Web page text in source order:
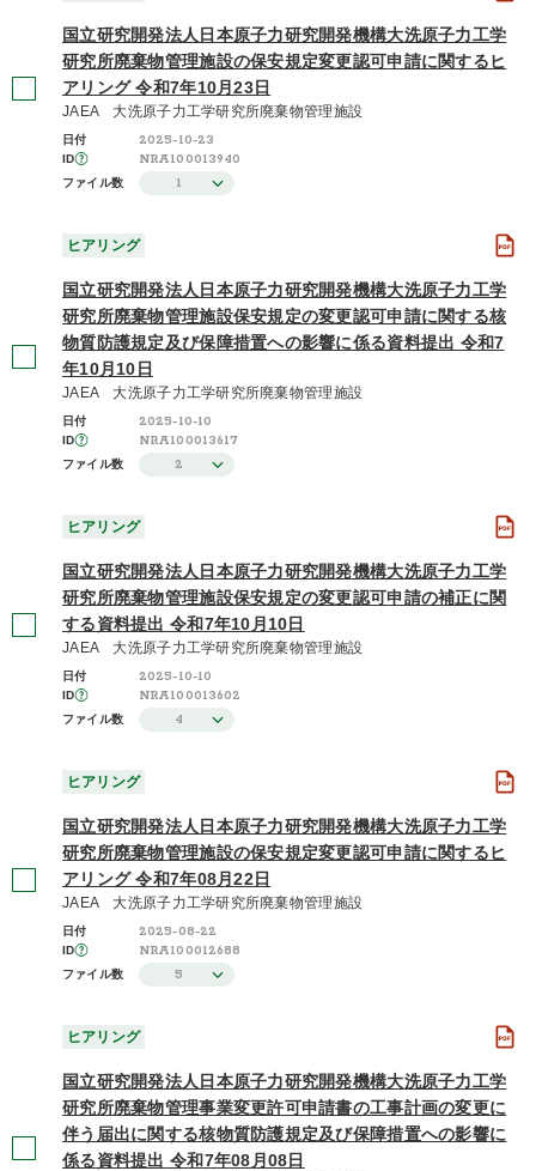
国立研究開発法人日本原子力研究開発機構大洗原子力工学
研究所廃棄物管理施設の保安規定変更認可申請に関するヒ
アリング 令和7年10月23日
JAEA 大洗原子力工学研究所廃棄物管理施設
日付 2025-10-23
ID NRA100013940
ファイル数 1
ヒアリング
国立研究開発法人日本原子力研究開発機構大洗原子力工学
研究所廃棄物管理施設保安規定の変更認可申請に関する核
物質防護規定及び保障措置への影響に係る資料提出 令和7
年10月10日
JAEA 大洗原子力工学研究所廃棄物管理施設
日付 2025-10-10
ID NRA100013617
ファイル数 2
ヒアリング
国立研究開発法人日本原子力研究開発機構大洗原子力工学
研究所廃棄物管理施設保安規定の変更認可申請の補正に関
する資料提出 令和7年10月10日
JAEA 大洗原子力工学研究所廃棄物管理施設
日付 2025-10-10
ID NRA100013602
ファイル数 4
ヒアリング
国立研究開発法人日本原子力研究開発機構大洗原子力工学
研究所廃棄物管理施設の保安規定変更認可申請に関するヒ
アリング 令和7年08月22日
JAEA 大洗原子力工学研究所廃棄物管理施設
日付 2025-08-22
ID NRA100012688
ファイル数 5
ヒアリング
国立研究開発法人日本原子力研究開発機構大洗原子力工学
研究所廃棄物管理事業変更許可申請書の工事計画の変更に
伴う届出に関する核物質防護規定及び保障措置への影響に
係る資料提出 令和7年08月08日